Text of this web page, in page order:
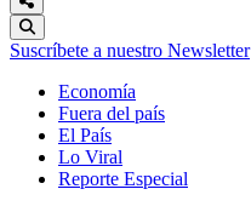
Suscríbete a nuestro Newsletter
Economía
Fuera del país
El País
Lo Viral
Reporte Especial